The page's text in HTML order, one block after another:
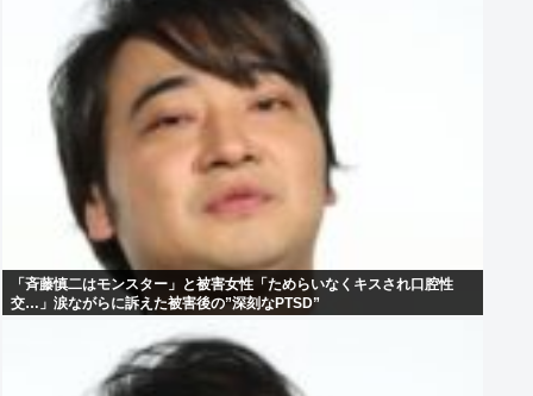
「斉藤慎二はモンスター」と被害女性「ためらいなくキスされ口腔性
交…」涙ながらに訴えた被害後の”深刻なPTSD”